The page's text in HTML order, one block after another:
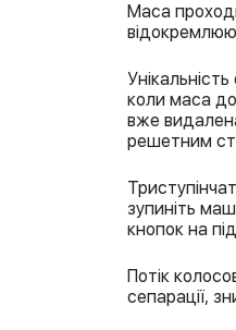
Маса
коли маса
вже
решетним
зупиніть
кнопок на
Потік
сепарації,